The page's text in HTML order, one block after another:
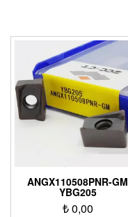
ANGX110508PNR-GM
YBG205
₺0,00